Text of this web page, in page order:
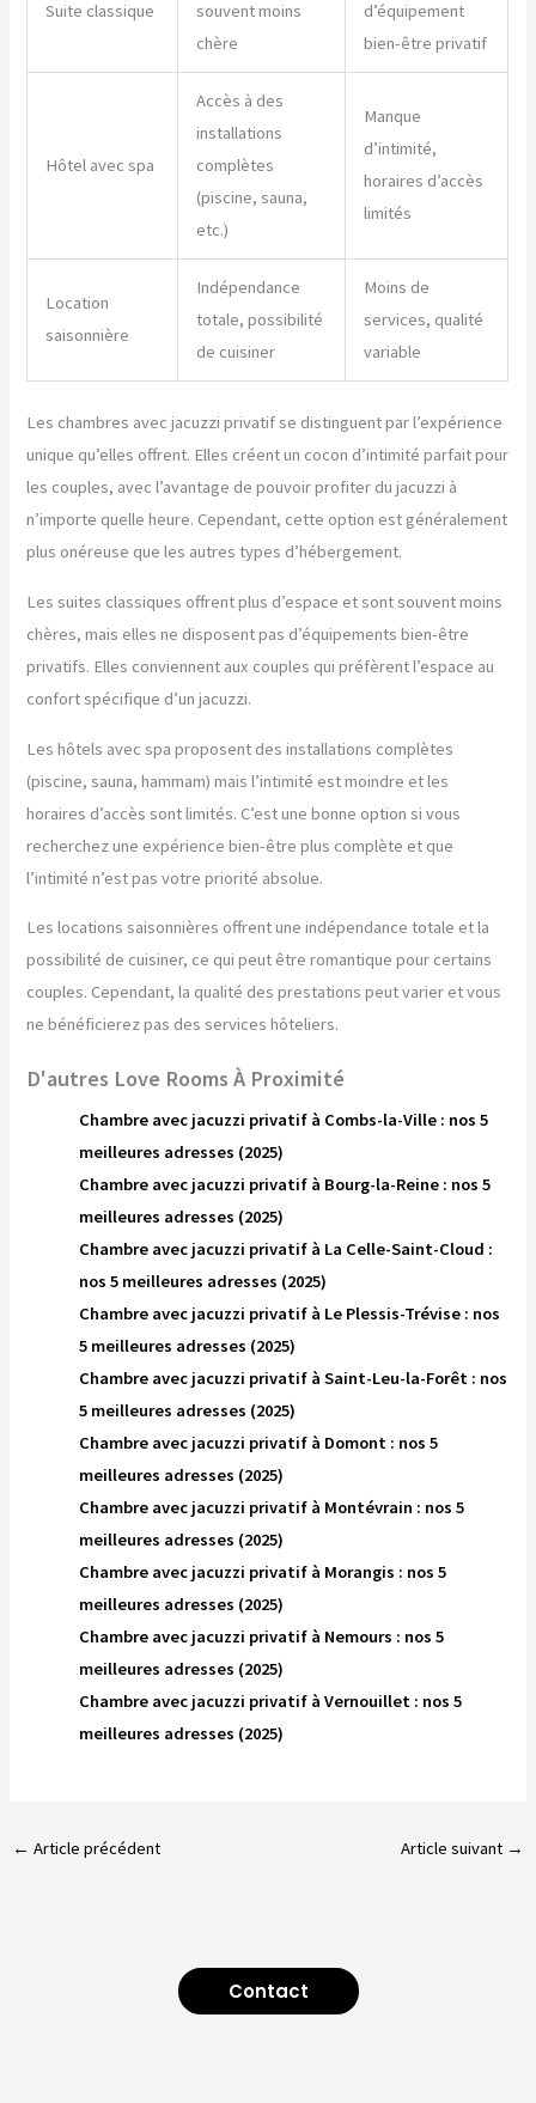
Suite classique
souvent moins
chère
d’équipement
bien-être privatif
Hôtel avec spa
Accès à des
installations
complètes
(piscine, sauna,
etc.)
Manque
d’intimité,
horaires d’accès
limités
Location
saisonnière
Indépendance
totale, possibilité
de cuisiner
Moins de
services, qualité
variable
Les chambres avec jacuzzi privatif se distinguent par l’expérience
unique qu’elles offrent. Elles créent un cocon d’intimité parfait pour
les couples, avec l’avantage de pouvoir profiter du jacuzzi à
n’importe quelle heure. Cependant, cette option est généralement
plus onéreuse que les autres types d’hébergement.
Les suites classiques offrent plus d’espace et sont souvent moins
chères, mais elles ne disposent pas d’équipements bien-être
privatifs. Elles conviennent aux couples qui préfèrent l’espace au
confort spécifique d’un jacuzzi.
Les hôtels avec spa proposent des installations complètes
(piscine, sauna, hammam) mais l’intimité est moindre et les
horaires d’accès sont limités. C’est une bonne option si vous
recherchez une expérience bien-être plus complète et que
l’intimité n’est pas votre priorité absolue.
Les locations saisonnières offrent une indépendance totale et la
possibilité de cuisiner, ce qui peut être romantique pour certains
couples. Cependant, la qualité des prestations peut varier et vous
ne bénéficierez pas des services hôteliers.
D'autres Love Rooms À Proximité
Chambre avec jacuzzi privatif à Combs-la-Ville : nos 5
meilleures adresses (2025)
Chambre avec jacuzzi privatif à Bourg-la-Reine : nos 5
meilleures adresses (2025)
Chambre avec jacuzzi privatif à La Celle-Saint-Cloud :
nos 5 meilleures adresses (2025)
Chambre avec jacuzzi privatif à Le Plessis-Trévise : nos
5 meilleures adresses (2025)
Chambre avec jacuzzi privatif à Saint-Leu-la-Forêt : nos
5 meilleures adresses (2025)
Chambre avec jacuzzi privatif à Domont : nos 5
meilleures adresses (2025)
Chambre avec jacuzzi privatif à Montévrain : nos 5
meilleures adresses (2025)
Chambre avec jacuzzi privatif à Morangis : nos 5
meilleures adresses (2025)
Chambre avec jacuzzi privatif à Nemours : nos 5
meilleures adresses (2025)
Chambre avec jacuzzi privatif à Vernouillet : nos 5
meilleures adresses (2025)
← Article précédent Article suivant →
Contact